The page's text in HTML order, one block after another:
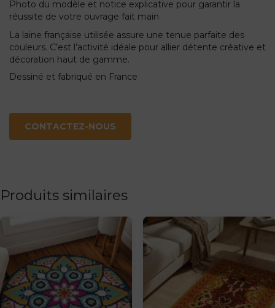
Photo du modèle et notice explicative pour garantir la
réussite de votre ouvrage fait main
La laine française utilisée assure une tenue parfaite des
couleurs. C’est l’activité idéale pour allier détente créative et
décoration haut de gamme.
Dessiné et fabriqué en France
CONTACTEZ-NOUS
Produits similaires